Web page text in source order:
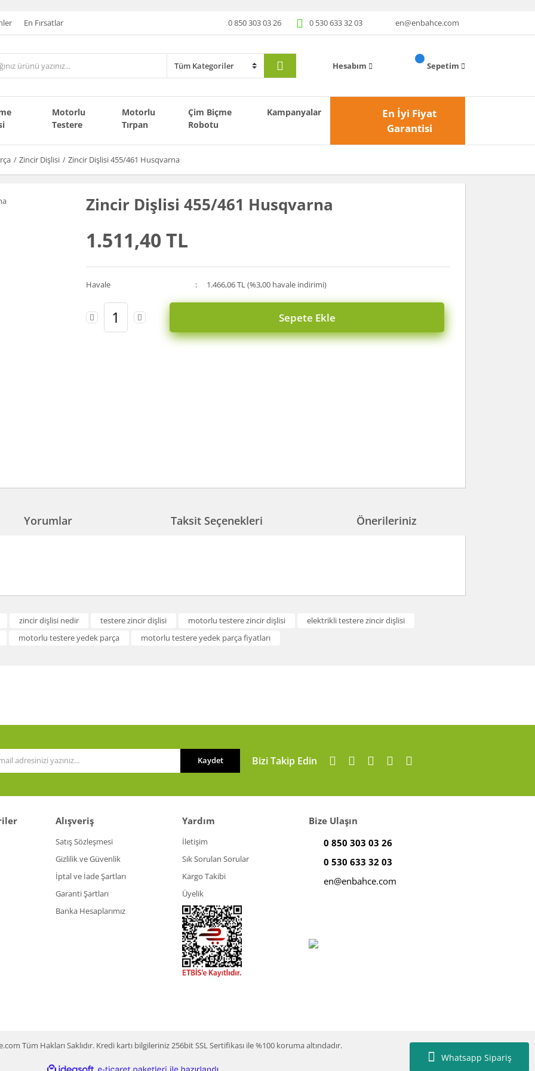
Whatsapp Sipariş
En Fırsatlar 0 850 303 03 26 0 530 633 32 03 en@enbahce.com
Hesabım Sepetim
Motorlu
Testere
Motorlu
Tırpan
Çim Biçme
Robotu
Kampanyalar
En İyi Fiyat
Garantisi
Zincir Dişlisi Zincir Dişlisi 455/461 Husqvarna
Zincir Dişlisi 455/461 Husqvarna
1.511,40 TL
Havale 1.466,06 TL (%3,00 havale indirimi)
Sepete Ekle
Yorumlar Taksit Seçenekleri Önerileriniz
Gönder
zincir dişlisi nedir testere zincir dişlisi motorlu testere zincir dişlisi
elektrikli testere zincir dişlisi
motorlu testere yedek parça motorlu testere yedek parça fiyatları
Kaydet Bizi Takip Edin
Alışveriş
Satış Sözleşmesi
Gizlilik ve Güvenlik
İptal ve İade Şartları
Garanti Şartları
Banka Hesaplarımız
Yardım
İletişim
Sık Sorulan Sorular
Kargo Takibi
Üyelik
Bize Ulaşın
0 850 303 03 26
0 530 633 32 03
en@enbahce.com
Tüm Hakları Saklıdır. Kredi kartı bilgileriniz 256bit SSL Sertifikası ile %100 koruma altındadır.